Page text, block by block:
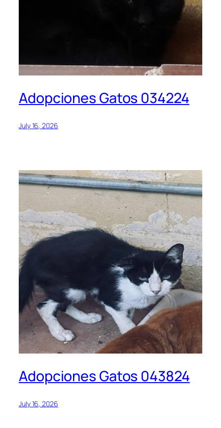
Adopciones Gatos 034224
July 16, 2026
Adopciones Gatos 043824
July 16, 2026